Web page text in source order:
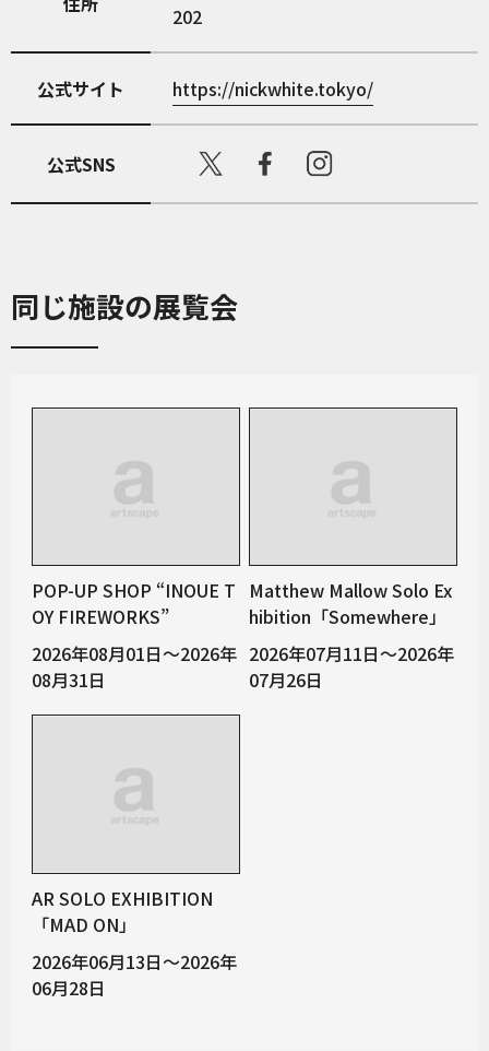
202
公式サイト https://nickwhite.tokyo/
公式SNS
同じ施設の展覧会
POP-UP SHOP “INOUE T
OY FIREWORKS”
2026年08月01日～2026年
08月31日
Matthew Mallow Solo Ex
hibition「Somewhere」
2026年07月11日～2026年
07月26日
AR SOLO EXHIBITION
「MAD ON」
2026年06月13日～2026年
06月28日